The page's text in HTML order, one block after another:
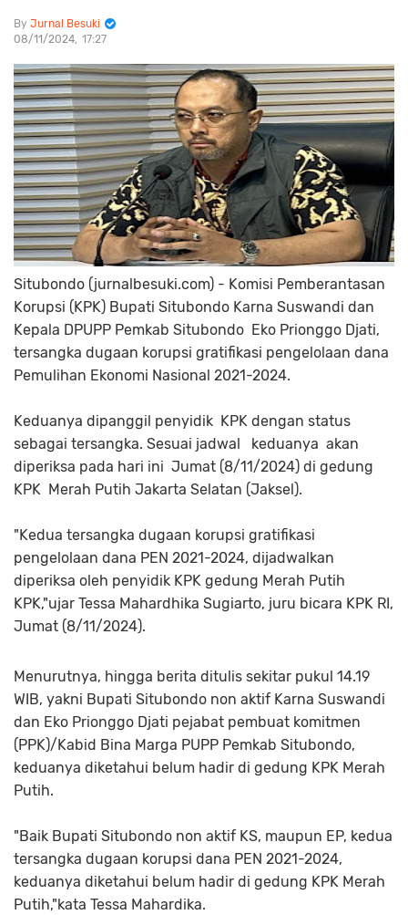
Jurnal Besuki
08/11/2024 17:27
Situbondo (jurnalbesuki.com) - Komisi Pemberantasan
Korupsi (KPK) Bupati Situbondo Karna Suswandi dan
Kepala DPUPP Pemkab Situbondo Eko Prionggo Djati,
tersangka dugaan korupsi gratifikasi pengelolaan dana
Pemulihan Ekonomi Nasional 2021-2024.
Keduanya dipanggil penyidik KPK dengan status
sebagai tersangka. Sesuai jadwal keduanya akan
diperiksa pada hari ini Jumat (8/11/2024) di gedung
KPK Merah Putih Jakarta Selatan (Jaksel).
"Kedua tersangka dugaan korupsi gratifikasi
pengelolaan dana PEN 2021-2024, dijadwalkan
diperiksa oleh penyidik KPK gedung Merah Putih
KPK,"ujar Tessa Mahardhika Sugiarto, juru bicara KPK RI,
Jumat (8/11/2024).
Menurutnya, hingga berita ditulis sekitar pukul 14.19
WIB, yakni Bupati Situbondo non aktif Karna Suswandi
dan Eko Prionggo Djati pejabat pembuat komitmen
(PPK)/Kabid Bina Marga PUPP Pemkab Situbondo,
keduanya diketahui belum hadir di gedung KPK Merah
Putih.
"Baik Bupati Situbondo non aktif KS, maupun EP, kedua
tersangka dugaan korupsi dana PEN 2021-2024,
keduanya diketahui belum hadir di gedung KPK Merah
Putih,"kata Tessa Mahardika.